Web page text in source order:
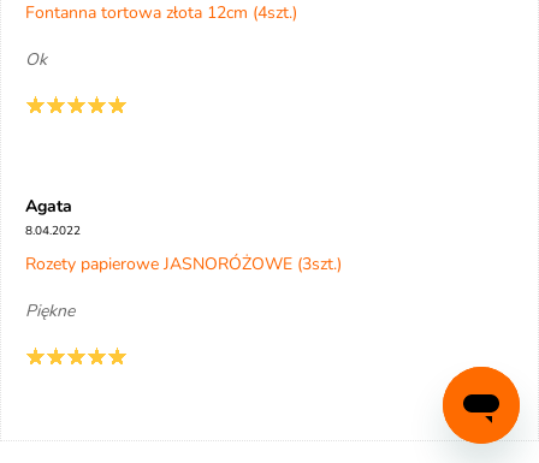
Fontanna tortowa złota 12cm (4szt.)
Ok
Agata
8.04.2022
Rozety papierowe JASNORÓŻOWE (3szt.)
Piękne